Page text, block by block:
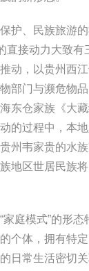
、民族旅游的
直接动力大致
动，以贵州西
部门与濒危物
东仓家族《大
的过程中，本
州韦家贵的水族
地区世居民族
庭模式”的形态
个体，拥有特
日常生活密切